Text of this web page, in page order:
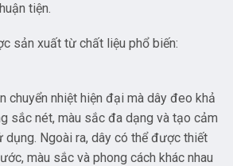
tiện.
sản xuất từ chất liệu phổ biến:
chuyển nhiệt hiện đại mà dây đeo khả
sắc nét, màu sắc đa dạng và tạo cảm
Ngoài ra, dây có thể được thiết
màu sắc và phong cách khác nhau